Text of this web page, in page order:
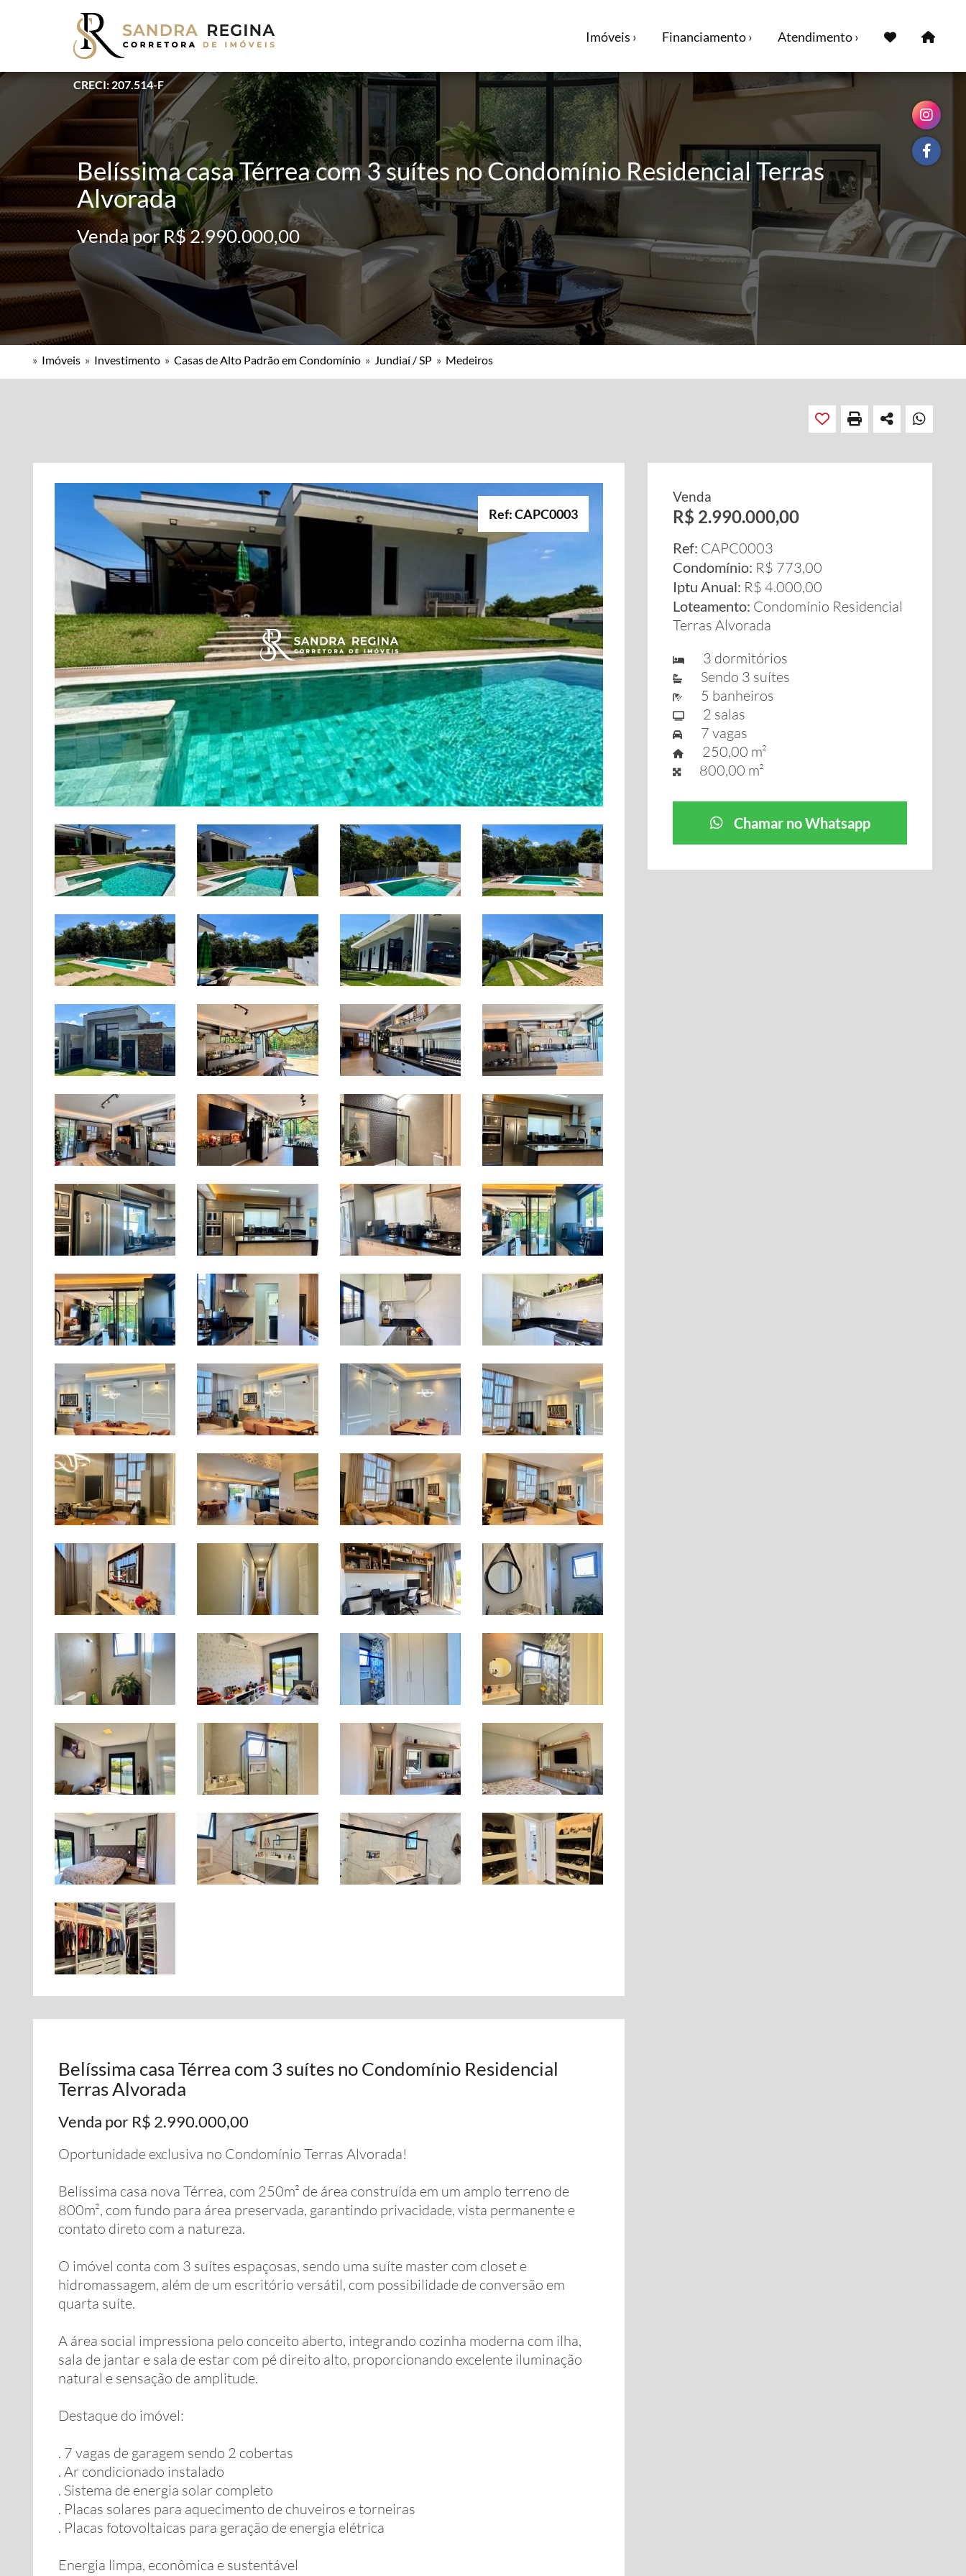
CRECI: 207.514-F
Imóveis › Financiamento › Atendimento ›
Belíssima casa Térrea com 3 suítes no Condomínio Residencial Terras
Alvorada
Venda por R$ 2.990.000,00
» Imóveis » Investimento » Casas de Alto Padrão em Condomínio » Jundiaí / SP » Medeiros
Ref: CAPC0003
Belíssima casa Térrea com 3 suítes no Condomínio Residencial
Terras Alvorada
Venda por R$ 2.990.000,00
Oportunidade exclusiva no Condomínio Terras Alvorada!
Belíssima casa nova Térrea, com 250m² de área construída em um amplo terreno de
800m², com fundo para área preservada, garantindo privacidade, vista permanente e
contato direto com a natureza.
O imóvel conta com 3 suítes espaçosas, sendo uma suíte master com closet e
hidromassagem, além de um escritório versátil, com possibilidade de conversão em
quarta suíte.
A área social impressiona pelo conceito aberto, integrando cozinha moderna com ilha,
sala de jantar e sala de estar com pé direito alto, proporcionando excelente iluminação
natural e sensação de amplitude.
Destaque do imóvel:
. 7 vagas de garagem sendo 2 cobertas
. Ar condicionado instalado
. Sistema de energia solar completo
. Placas solares para aquecimento de chuveiros e torneiras
. Placas fotovoltaicas para geração de energia elétrica
Energia limpa, econômica e sustentável
Venda
R$ 2.990.000,00
Ref: CAPC0003
Condomínio: R$ 773,00
Iptu Anual: R$ 4.000,00
Loteamento: Condomínio Residencial
Terras Alvorada
3 dormitórios
Sendo 3 suítes
5 banheiros
2 salas
7 vagas
250,00 m²
800,00 m²
Chamar no Whatsapp